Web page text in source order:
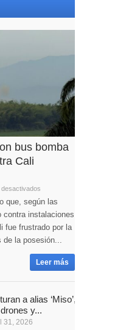
bus bomba
Cali
que, según las
contra instalaciones
fue frustrado por la
de la posesión...
Leer más
a alias ‘Miso’,
y...
31, 2026